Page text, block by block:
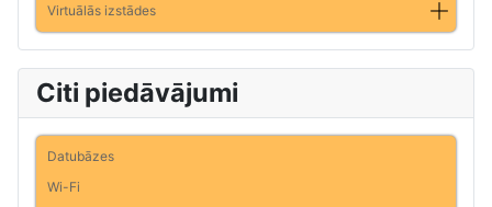
Virtuālās izstādes
Citi piedāvājumi
Datubāzes
Wi-Fi